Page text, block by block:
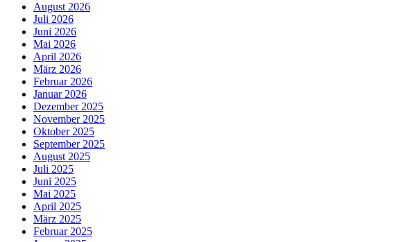
August 2026
Juli 2026
Juni 2026
Mai 2026
April 2026
März 2026
Februar 2026
Januar 2026
Dezember 2025
November 2025
Oktober 2025
September 2025
August 2025
Juli 2025
Juni 2025
Mai 2025
April 2025
März 2025
Februar 2025